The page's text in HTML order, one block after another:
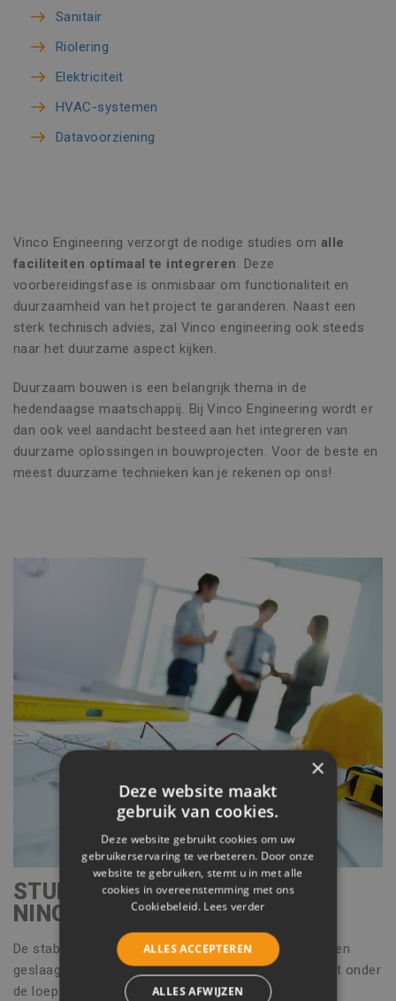
Sanitair
Riolering
Elektriciteit
HVAC-systemen
Datavoorziening
Vinco Engineering verzorgt de nodige studies om alle
faciliteiten optimaal te integreren. Deze
voorbereidingsfase is onmisbaar om functionaliteit en
duurzaamheid van het project te garanderen. Naast een
sterk technisch advies, zal Vinco engineering ook steeds
naar het duurzame aspect kijken.
Duurzaam bouwen is een belangrijk thema in de
hedendaagse maatschappij. Bij Vinco Engineering wordt er
dan ook veel aandacht besteed aan het integreren van
duurzame oplossingen in bouwprojecten. Voor de beste en
meest duurzame technieken kan je rekenen op ons!
STUDIEBUREAU STABILITEIT
NINOVE
De stabiliteit van elk bouwwerk vormt de basis van een
geslaagd project. Vinco Engineering neemt dit aspect onder
de loep met
grondige bodemstudies en
×
Deze website maakt
gebruik van cookies.
Deze website gebruikt cookies om uw
gebruikerservaring te verbeteren. Door onze
website te gebruiken, stemt u in met alle
cookies in overeenstemming met ons
Cookiebeleid. Lees verder
ALLES ACCEPTEREN
ALLES AFWIJZEN